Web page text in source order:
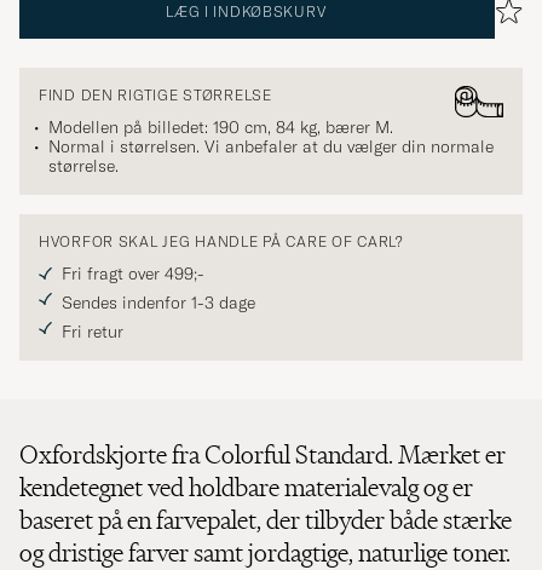
LÆG I INDKØBSKURV
FIND DEN RIGTIGE STØRRELSE
Modellen på billedet: 190 cm, 84 kg, bærer M.
Normal i størrelsen. Vi anbefaler at du vælger din normale
størrelse.
HVORFOR SKAL JEG HANDLE PÅ CARE OF CARL?
Fri fragt over 499;-
Sendes indenfor 1-3 dage
Fri retur
Oxfordskjorte fra Colorful Standard. Mærket er
kendetegnet ved holdbare materialevalg og er
baseret på en farvepalet, der tilbyder både stærke
og dristige farver samt jordagtige, naturlige toner.